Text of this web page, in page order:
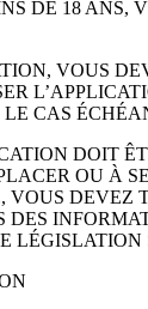
DE 18 ANS,
VOUS
CAS
DOIT
OU À
VOUS DEVEZ
DES